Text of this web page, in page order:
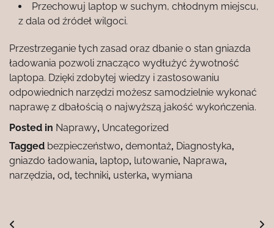
Przechowuj laptop w suchym, chłodnym miejscu,
z dala od źródeł wilgoci.
Przestrzeganie tych zasad oraz dbanie o stan gniazda
ładowania pozwoli znacząco wydłużyć żywotność
laptopa. Dzięki zdobytej wiedzy i zastosowaniu
odpowiednich narzędzi możesz samodzielnie wykonać
naprawę z dbałością o najwyższą jakość wykończenia.
Posted in Naprawy, Uncategorized
Tagged bezpieczeństwo, demontaż, Diagnostyka,
gniazdo ładowania, laptop, lutowanie, Naprawa,
narzędzia, od, techniki, usterka, wymiana